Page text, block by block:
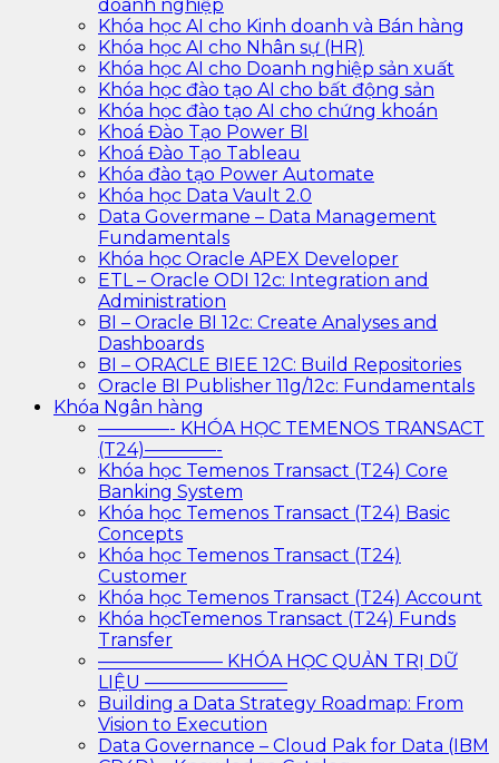
doanh nghiệp
Khóa học AI cho Kinh doanh và Bán hàng
Khóa học AI cho Nhân sự (HR)
Khóa học AI cho Doanh nghiệp sản xuất
Khóa học đào tạo AI cho bất động sản
Khóa học đào tạo AI cho chứng khoán
Khoá Đào Tạo Power BI
Khoá Đào Tạo Tableau
Khóa đào tạo Power Automate
Khóa học Data Vault 2.0
Data Govermane – Data Management
Fundamentals
Khóa học Oracle APEX Developer
ETL – Oracle ODI 12c: Integration and
Administration
BI – Oracle BI 12c: Create Analyses and
Dashboards
BI – ORACLE BIEE 12C: Build Repositories
Oracle BI Publisher 11g/12c: Fundamentals
Khóa Ngân hàng
————- KHÓA HỌC TEMENOS TRANSACT
(T24)————-
Khóa học Temenos Transact (T24) Core
Banking System
Khóa học Temenos Transact (T24) Basic
Concepts
Khóa học Temenos Transact (T24)
Customer
Khóa học Temenos Transact (T24) Account
Khóa họcTemenos Transact (T24) Funds
Transfer
——————— KHÓA HỌC QUẢN TRỊ DỮ
LIỆU ————————
Building a Data Strategy Roadmap: From
Vision to Execution
Data Governance – Cloud Pak for Data (IBM